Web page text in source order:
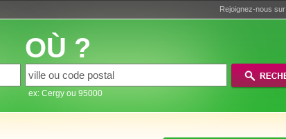
Rejoignez-nous sur
OÙ ?
ex: Cergy ou 95000